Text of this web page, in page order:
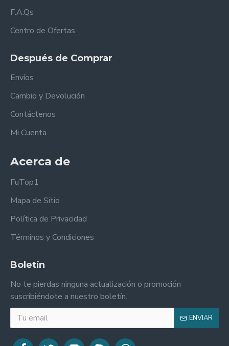
F.A.Qs
Centro de Ofertas
Después de Comprar
Envíos
Cambio y Devolución
Contáctenos
Mi Cuenta
Acerca de
FuTop1
Mapa de Sitio
Política de Privacidad
Términos y Condiciones
Boletín
No te pierdas ninguna actualización o promoción
suscribiéndote a nuestro boletín.
ENVIAR